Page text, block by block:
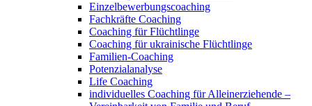
Einzelbewerbungscoaching
Fachkräfte Coaching
Coaching für Flüchtlinge
Coaching für ukrainische Flüchtlinge
Familien-Coaching
Potenzialanalyse
Life Coaching
individuelles Coaching für Alleinerziehende –